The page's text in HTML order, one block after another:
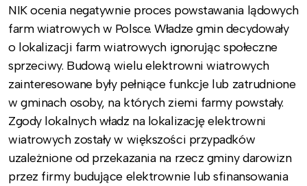
NIK ocenia negatywnie proces powstawania lądowych
farm wiatrowych w Polsce. Władze gmin decydowały
o lokalizacji farm wiatrowych ignorując społeczne
sprzeciwy. Budową wielu elektrowni wiatrowych
zainteresowane były pełniące funkcje lub zatrudnione
w gminach osoby, na których ziemi farmy powstały.
Zgody lokalnych władz na lokalizację elektrowni
wiatrowych zostały w większości przypadków
uzależnione od przekazania na rzecz gminy darowizn
przez firmy budujące elektrownie lub sfinansowania